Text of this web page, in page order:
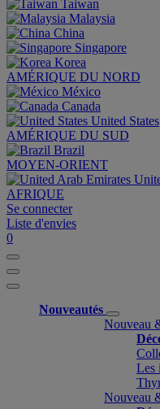
Taiwan
Malaysia
China
Singapore
Korea
AMÉRIQUE DU NORD
México
Canada
United States
AMÉRIQUE DU SUD
Brazil
MOYEN-ORIENT
AFRIQUE
Se connecter
Liste d'envies
0
Nouveautés
Nouveau
Les
Nouveau